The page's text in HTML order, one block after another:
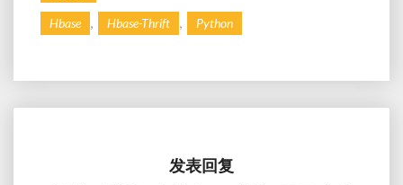
Hbase , Hbase-Thrift , Python
发表回复